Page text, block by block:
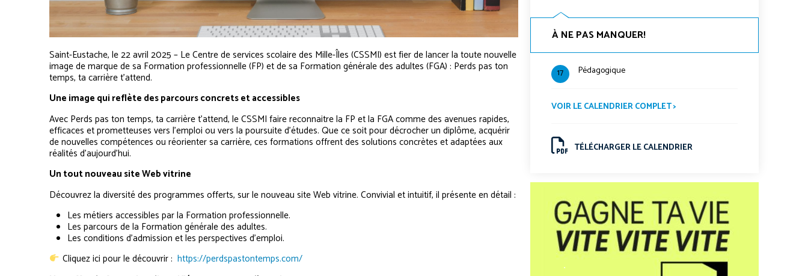
Saint-Eustache, le 22 avril 2025 – Le Centre de services scolaire des Mille-Îles (CSSMI) est fier de lancer la toute nouvelle
image de marque de sa Formation professionnelle (FP) et de sa Formation générale des adultes (FGA) : Perds pas ton
temps, ta carrière t’attend.
Une image qui reflète des parcours concrets et accessibles
Avec Perds pas ton temps, ta carrière t’attend, le CSSMI faire reconnaitre la FP et la FGA comme des avenues rapides,
efficaces et prometteuses vers l’emploi ou vers la poursuite d’études. Que ce soit pour décrocher un diplôme, acquérir
de nouvelles compétences ou réorienter sa carrière, ces formations offrent des solutions concrètes et adaptées aux
réalités d’aujourd’hui.
Un tout nouveau site Web vitrine
Découvrez la diversité des programmes offerts, sur le nouveau site Web vitrine. Convivial et intuitif, il présente en détail :
Les métiers accessibles par la Formation professionnelle.
Les parcours de la Formation générale des adultes.
Les conditions d’admission et les perspectives d’emploi.
Cliquez ici pour le découvrir : https://perdspastontemps.com/
À NE PAS MANQUER!
17 Pédagogique
VOIR LE CALENDRIER COMPLET >
TÉLÉCHARGER LE CALENDRIER
.